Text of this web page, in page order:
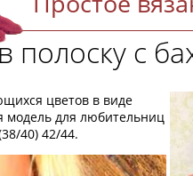
полоску с
цветов в виде
модель для любительниц
40) 42/44.